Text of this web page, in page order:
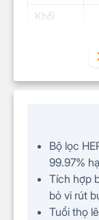
Khối
(kg):
phẩm:Bộ lọc
99.97%
Tích hợp
bỏ vi rút
Tuổi thọ